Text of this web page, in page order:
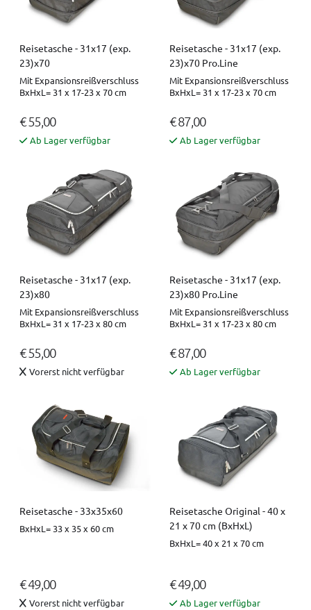
Reisetasche - 31x17 (exp.
23)x70
Mit Expansionsreißverschluss
BxHxL= 31 x 17-23 x 70 cm
€ 55,00
Ab Lager verfügbar
Reisetasche - 31x17 (exp.
23)x70 Pro.Line
Mit Expansionsreißverschluss
BxHxL= 31 x 17-23 x 70 cm
€ 87,00
Ab Lager verfügbar
Reisetasche - 31x17 (exp.
23)x80
Mit Expansionsreißverschluss
BxHxL= 31 x 17-23 x 80 cm
€ 55,00
Vorerst nicht verfügbar
Reisetasche - 31x17 (exp.
23)x80 Pro.Line
Mit Expansionsreißverschluss
BxHxL= 31 x 17-23 x 80 cm
€ 87,00
Ab Lager verfügbar
Reisetasche - 33x35x60
BxHxL= 33 x 35 x 60 cm
€ 49,00
Vorerst nicht verfügbar
Reisetasche Original - 40 x
21 x 70 cm (BxHxL)
BxHxL= 40 x 21 x 70 cm
€ 49,00
Ab Lager verfügbar